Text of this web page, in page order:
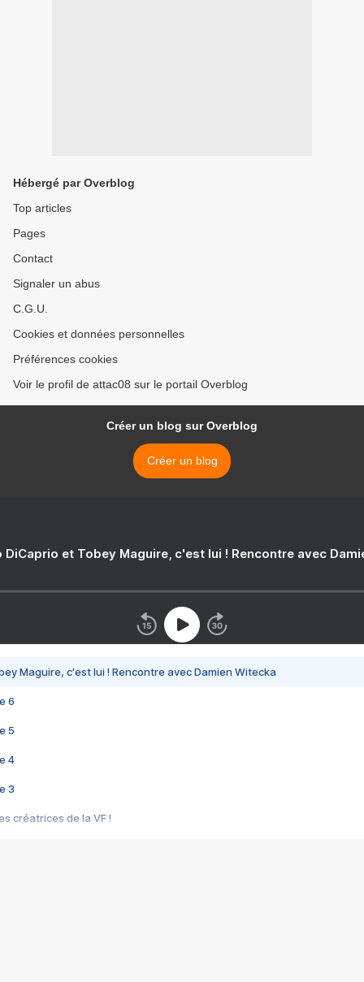
Hébergé par Overblog
Top articles
Pages
Contact
Signaler un abus
C.G.U.
Cookies et données personnelles
Préférences cookies
Voir le profil de attac08 sur le portail Overblog
Créer un blog sur Overblog
Créer un blog
DiCaprio et Tobey Maguire, c'est lui ! Rencontre avec
Maguire, c'est lui ! Rencontre avec Damien Witecka
6
5
4
3
créatrices de la VF !